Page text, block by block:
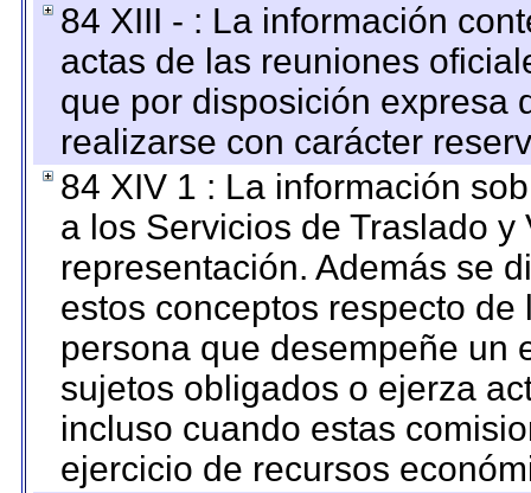
84 XIII - : La información
actas de las reuniones
que por disposición expresa
realizarse con carácter
84 XIV 1 : La información
a los Servicios de Traslado
representación. Además se
estos conceptos respecto
persona que desempeñe un
sujetos obligados o ejerza
incluso cuando estas
ejercicio de recursos